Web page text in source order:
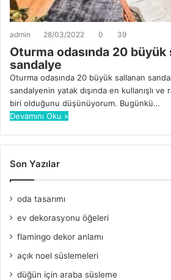
admin 28/03/2022 0 39
Oturma odasında 20 büyük
sandalye
Oturma odasında 20 büyük sallanan
sandalyenin yatak dışında en kullanışlı ve
biri olduğunu düşünüyorum. Bugünkü…
Devamını Oku »
Son Yazılar
oda tasarımı
ev dekorasyonu öğeleri
flamingo dekor anlamı
açık noel süslemeleri
düğün için araba süsleme